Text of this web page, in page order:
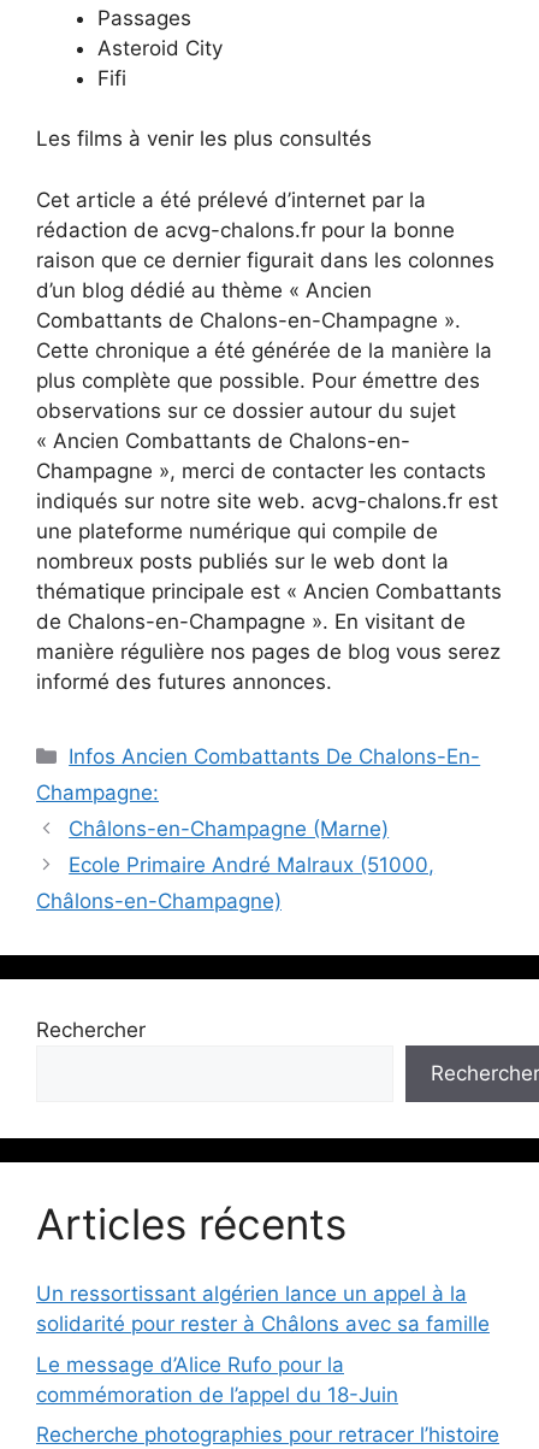
Passages
Asteroid City
Fifi
Les films à venir les plus consultés
Cet article a été prélevé d’internet par la
rédaction de acvg-chalons.fr pour la bonne
raison que ce dernier figurait dans les colonnes
d’un blog dédié au thème « Ancien
Combattants de Chalons-en-Champagne ».
Cette chronique a été générée de la manière la
plus complète que possible. Pour émettre des
observations sur ce dossier autour du sujet
« Ancien Combattants de Chalons-en-
Champagne », merci de contacter les contacts
indiqués sur notre site web. acvg-chalons.fr est
une plateforme numérique qui compile de
nombreux posts publiés sur le web dont la
thématique principale est « Ancien Combattants
de Chalons-en-Champagne ». En visitant de
manière régulière nos pages de blog vous serez
informé des futures annonces.
Catégories
Infos Ancien Combattants De Chalons-En-
Champagne:
Châlons-en-Champagne (Marne)
Ecole Primaire André Malraux (51000,
Châlons-en-Champagne)
Rechercher
Rechercher
Articles récents
Un ressortissant algérien lance un appel à la
solidarité pour rester à Châlons avec sa famille
Le message d’Alice Rufo pour la
commémoration de l’appel du 18-Juin
Recherche photographies pour retracer l’histoire